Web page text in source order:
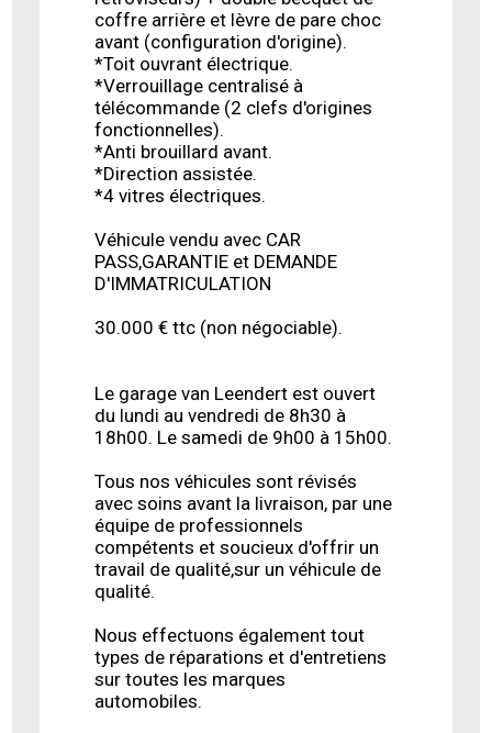
coffre arrière et lèvre de pare choc
avant (configuration d'origine).
*Toit ouvrant électrique.
*Verrouillage centralisé à
télécommande (2 clefs d'origines
fonctionnelles).
*Anti brouillard avant.
*Direction assistée.
*4 vitres électriques.
Véhicule vendu avec CAR
PASS,GARANTIE et DEMANDE
D'IMMATRICULATION
30.000 € ttc (non négociable).
Le garage van Leendert est ouvert
du lundi au vendredi de 8h30 à
18h00. Le samedi de 9h00 à 15h00.
Tous nos véhicules sont révisés
avec soins avant la livraison, par une
équipe de professionnels
compétents et soucieux d'offrir un
travail de qualité,sur un véhicule de
qualité.
Nous effectuons également tout
types de réparations et d'entretiens
sur toutes les marques
automobiles.